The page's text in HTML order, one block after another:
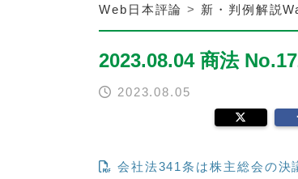
Web日本評論 > 新・判例解説
2023.08.04 商法
2023.08.05
会社法341条は株主総会の決